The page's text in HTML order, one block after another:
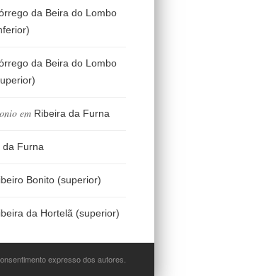
da Beira do Lombo
da Beira do Lombo
em Ribeira da Furna
da Furna
Bonito (superior)
da Hortelã (superior)
expresso dos autores.